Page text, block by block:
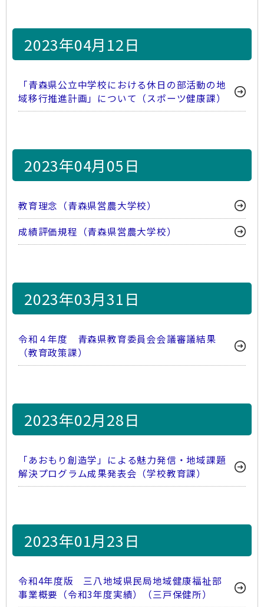
2023年04月12日
「青森県公立中学校における休日の部活動の地
域移行推進計画」について（スポーツ健康課）
2023年04月05日
教育理念（青森県営農大学校）
成績評価規程（青森県営農大学校）
2023年03月31日
令和４年度 青森県教育委員会会議審議結果
（教育政策課）
2023年02月28日
「あおもり創造学」による魅力発信・地域課題
解決プログラム成果発表会（学校教育課）
2023年01月23日
令和4年度版 三八地域県民局地域健康福祉部
事業概要（令和3年度実績）（三戸保健所）